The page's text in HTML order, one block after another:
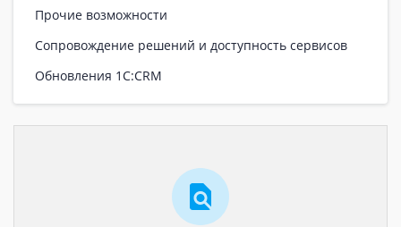
Прочие возможности
Сопровождение решений и доступность сервисов
Обновления 1С:CRM